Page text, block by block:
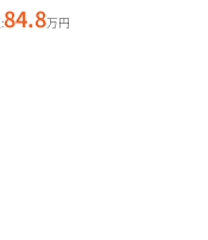
84.8万円